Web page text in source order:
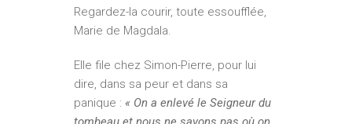
Regardez-la courir, toute essoufflée,
Marie de Magdala.
Elle file chez Simon-Pierre, pour lui
dire, dans sa peur et dans sa
panique : « On a enlevé le Seigneur du